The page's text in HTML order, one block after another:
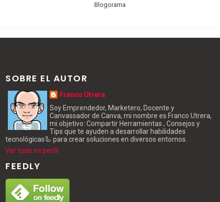
Blogorama
SOBRE EL AUTOR
Franco Utrera
Soy Emprendedor, Marketero, Docente y
Canvassador de Canva, mi nombre es Franco Utrera,
mi objetivo: Compartir Herramientas , Consejos y
Tips que te ayuden a desarrollar habilidades
tecnológicas🦾 para crear soluciones en diversos entornos.
Ver todo mi perfil
FEEDLY